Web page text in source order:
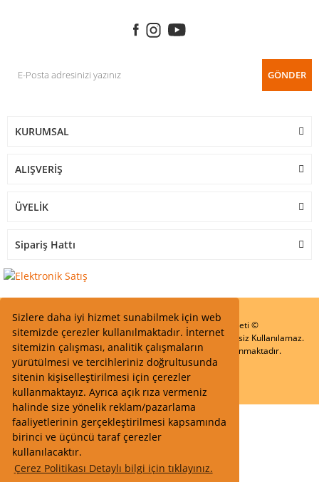
Sizlere daha iyi hizmet sunabilmek için web
sitemizde çerezler kullanılmaktadır. İnternet
sitemizin çalışması, analitik çalışmaların
yürütülmesi ve tercihleriniz doğrultusunda
sitenin kişiselleştirilmesi için çerezler
kullanmaktayız. Ayrıca açık rıza vermeniz
halinde size yönelik reklam/pazarlama
faaliyetlerinin gerçekleştirilmesi kapsamında
birinci ve üçüncü taraf çerezler
kullanılacaktır.
Çerez Politikası Detaylı bilgi için tıklayınız.
GÖNDER
KURUMSAL
ALIŞVERİŞ
ÜYELİK
Sipariş Hattı
Start Elektronik Sanayi ve Ticaret Limited Şirketi ©
Resimler Yazılar ve İçeriklerin Tüm hakları saklıdır ve İzinsiz Kullanılamaz.
Kredi kartı bilgileriniz 256bit SSL Sertifikası ile Korunmaktadır.